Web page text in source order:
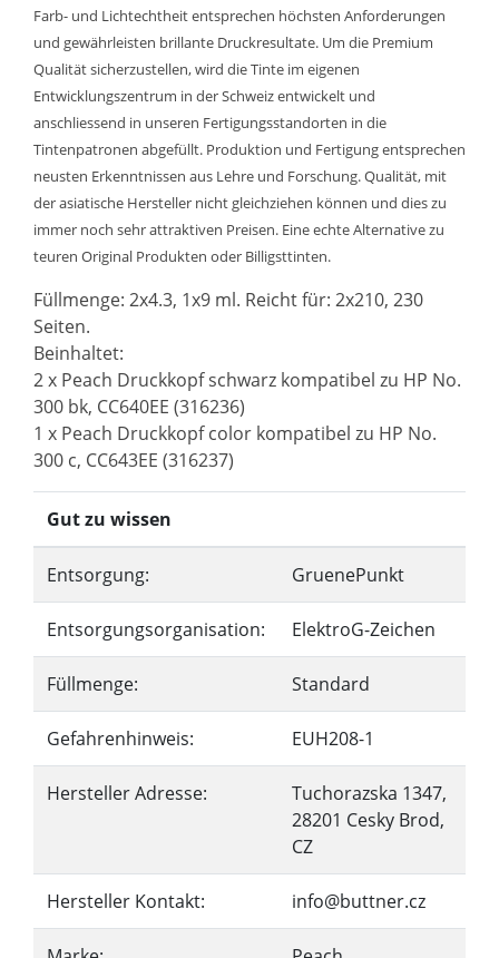
Farb- und Lichtechtheit entsprechen höchsten Anforderungen
und gewährleisten brillante Druckresultate. Um die Premium
Qualität sicherzustellen, wird die Tinte im eigenen
Entwicklungszentrum in der Schweiz entwickelt und
anschliessend in unseren Fertigungsstandorten in die
Tintenpatronen abgefüllt. Produktion und Fertigung entsprechen
neusten Erkenntnissen aus Lehre und Forschung. Qualität, mit
der asiatische Hersteller nicht gleichziehen können und dies zu
immer noch sehr attraktiven Preisen. Eine echte Alternative zu
teuren Original Produkten oder Billigsttinten.
Füllmenge: 2x4.3, 1x9 ml. Reicht für: 2x210, 230
Seiten.
Beinhaltet:
2 x Peach Druckkopf schwarz kompatibel zu HP No.
300 bk, CC640EE (316236)
1 x Peach Druckkopf color kompatibel zu HP No.
300 c, CC643EE (316237)
Gut zu wissen
Entsorgung: GruenePunkt
Entsorgungsorganisation: ElektroG-Zeichen
Füllmenge: Standard
Gefahrenhinweis: EUH208-1
Hersteller Adresse:
Tuchorazska 1347,
28201 Cesky Brod,
CZ
Hersteller Kontakt: info@buttner.cz